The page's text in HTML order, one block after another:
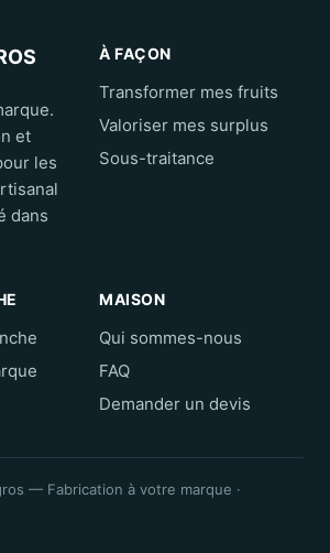
et
les
dans
À FAÇON
Transformer mes fruits
Valoriser mes surplus
Sous-traitance
MAISON
Qui sommes-nous
FAQ
Demander un devis
— Fabrication à votre marque ·